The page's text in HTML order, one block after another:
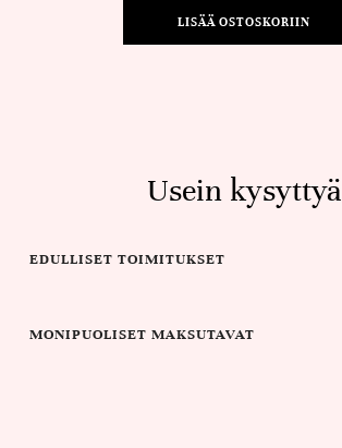
LISÄÄ OSTOSKORIIN
Usein kysyttyä
EDULLISET TOIMITUKSET
MONIPUOLISET MAKSUTAVAT